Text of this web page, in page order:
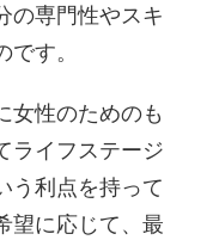
の専門性やスキ
す。
女性のためのも
ライフステージ
う利点を持って
望に応じて、最